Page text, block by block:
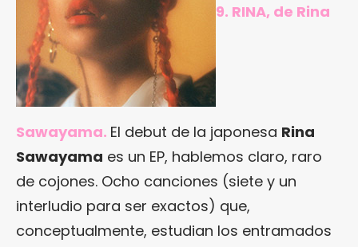
9. RINA, de Rina
Sawayama. El debut de la japonesa Rina
Sawayama es un EP, hablemos claro, raro
de cojones. Ocho canciones (siete y un
interludio para ser exactos) que,
conceptualmente, estudian los entramados